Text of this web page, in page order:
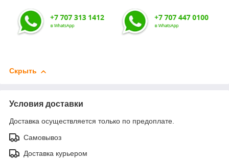
Скрыть
Условия доставки
Доставка осуществляется только по предоплате.
Самовывоз
Доставка курьером